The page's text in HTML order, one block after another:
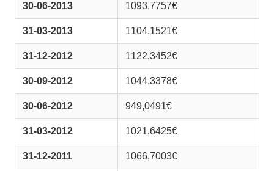
30-06-2013 1093,7757€
31-03-2013 1104,1521€
31-12-2012 1122,3452€
30-09-2012 1044,3378€
30-06-2012 949,0491€
31-03-2012 1021,6425€
31-12-2011 1066,7003€